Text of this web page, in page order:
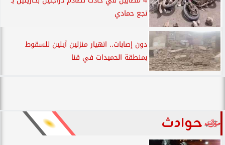
نجع حمادي
دون إصابات.. انهيار منزلين آيلين للسقوط
بمنطقة الحميدات في قنا
حوادث